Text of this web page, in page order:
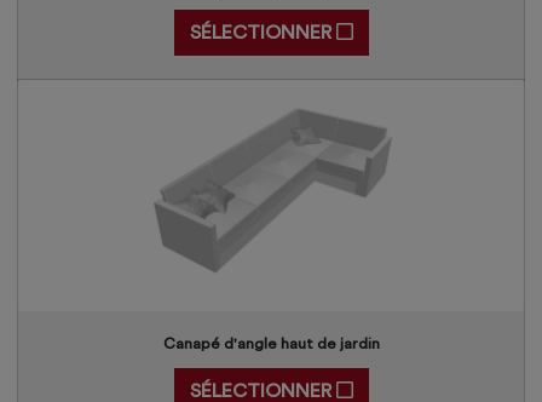
SÉLECTIONNER
Canapé d'angle haut de jardin
SÉLECTIONNER